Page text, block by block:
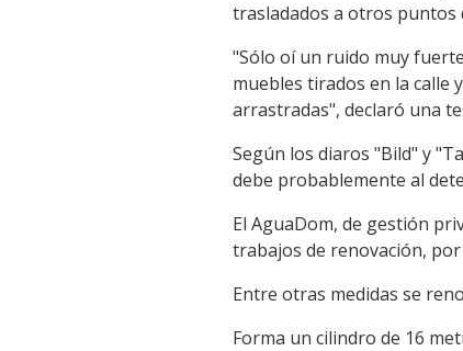
trasladados a otros puntos
"Sólo oí un ruido muy
muebles tirados en la calle
arrastradas", declaró una
Según los diaros "Bild" y
debe probablemente al
El AguaDom, de gestión
trabajos de renovación,
Entre otras medidas se
Forma un cilindro de 16